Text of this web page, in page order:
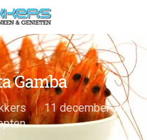
Gamba
11 december 2013